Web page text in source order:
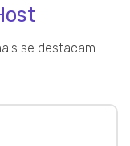
se destacam.